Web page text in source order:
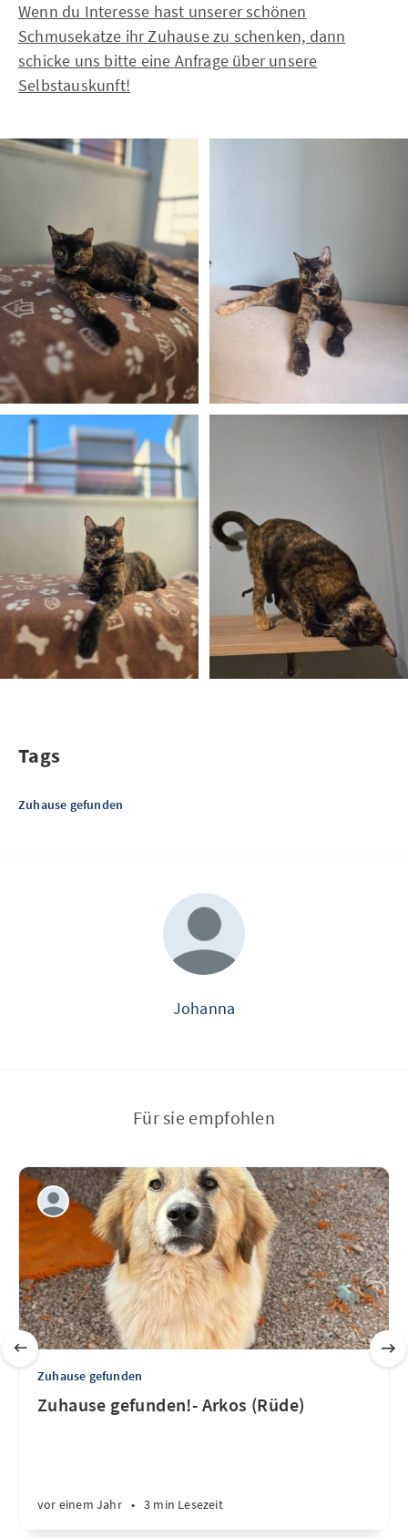
Wenn du Interesse hast unserer schönen
Schmusekatze ihr Zuhause zu schenken, dann
schicke uns bitte eine Anfrage über unsere
Selbstauskunft!
Tags
Zuhause gefunden
Johanna
Für sie empfohlen
Zuhause gefunden
Zuhause gefunden!- Arkos (Rüde)
vor einem Jahr • 3 min Lesezeit